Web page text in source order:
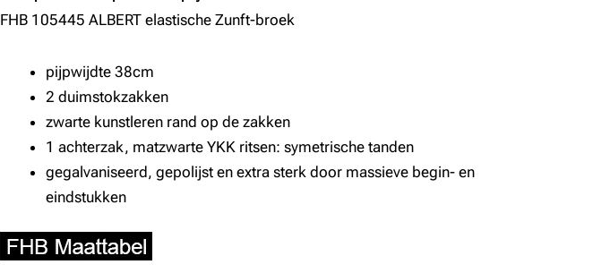
FHB 105445 ALBERT elastische Zunft-broek
pijpwijdte 38cm
2 duimstokzakken
zwarte kunstleren rand op de zakken
1 achterzak, matzwarte YKK ritsen: symetrische tanden
gegalvaniseerd, gepolijst en extra sterk door massieve begin- en
eindstukken